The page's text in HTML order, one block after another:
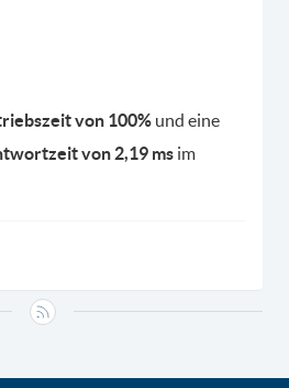
von 100% und eine
von 2,19 ms im